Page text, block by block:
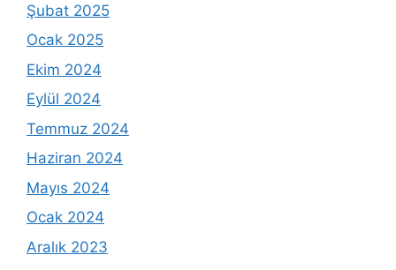
Şubat 2025
Ocak 2025
Ekim 2024
Eylül 2024
Temmuz 2024
Haziran 2024
Mayıs 2024
Ocak 2024
Aralık 2023